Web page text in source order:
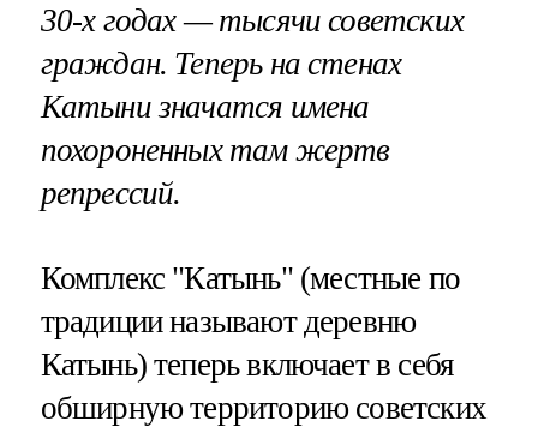
30-х годах — тысячи советских
граждан. Теперь на стенах
Катыни значатся имена
похороненных там жертв
репрессий.
Комплекс "Катынь" (местные по
традиции называют деревню
Катынь) теперь включает в себя
обширную территорию советских